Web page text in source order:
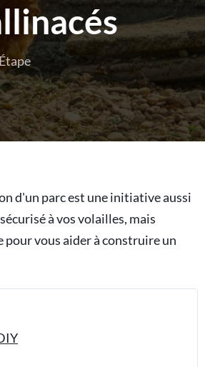
d'un parc est une initiative aussi
à vos volailles, mais
vous aider à construire un